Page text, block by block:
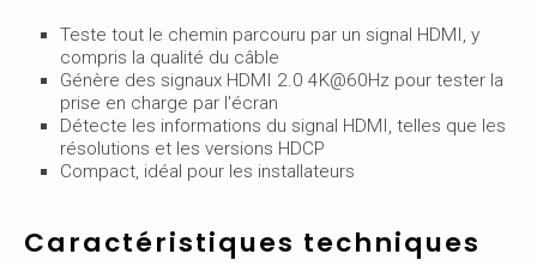
Teste tout le chemin parcouru par un signal HDMI, y
compris la qualité du câble
Génère des signaux HDMI 2.0 4K@60Hz pour tester la
prise en charge par l'écran
Détecte les informations du signal HDMI, telles que les
résolutions et les versions HDCP
Compact, idéal pour les installateurs
Caractéristiques techniques